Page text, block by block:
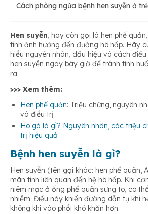
Cách phòng ngừa bệnh hen suyễn ở
Hen suyễn, hay còn gọi là hen phế
tính ảnh hưởng đến đường hô hấp. Hãy
hiểu nguyên nhân, dấu hiệu và cách
hen suyễn ngay bây giờ để tránh tình
ra.
>>> Xem thêm:
Hen phế quản: Triệu chứng, nguyên
và điều trị
Ho gà là gì? Nguyên nhân, các triệu
trị hiệu quả
Bệnh hen suyễn là gì?
Hen suyễn (tên gọi khác: hen phế quản,
mãn tính liên quan đến hệ hô hấp. Khi
niêm mạc ở ống phế quản sưng to, co
nhiễm. Điều này khiến đường dẫn tụ khí
không khí vào phổi khó khăn hơn.